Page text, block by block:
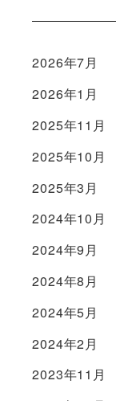
2026年7月
2026年1月
2025年11月
2025年10月
2025年3月
2024年10月
2024年9月
2024年8月
2024年5月
2024年2月
2023年11月